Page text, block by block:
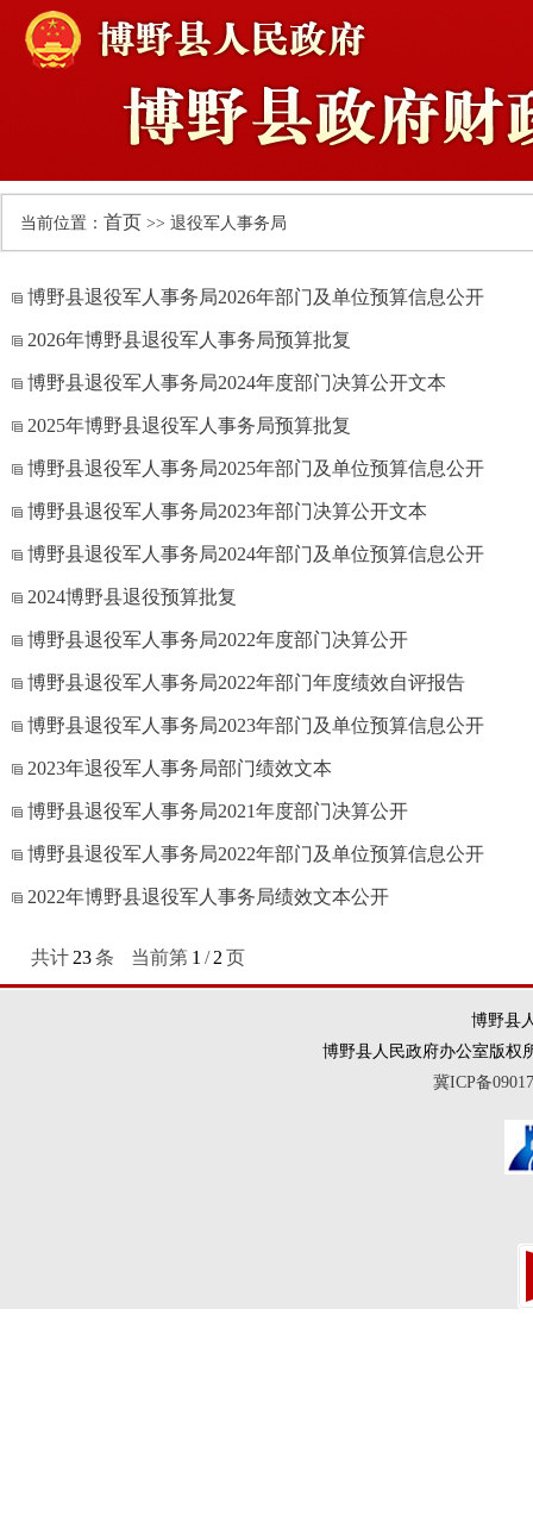
当前位置： 首页 >> 退役军人事务局
博野县退役军人事务局2026年部门及单位预算信息公开
2026年博野县退役军人事务局预算批复
博野县退役军人事务局2024年度部门决算公开文本
2025年博野县退役军人事务局预算批复
博野县退役军人事务局2025年部门及单位预算信息公开
博野县退役军人事务局2023年部门决算公开文本
博野县退役军人事务局2024年部门及单位预算信息公开
2024博野县退役预算批复
博野县退役军人事务局2022年度部门决算公开
博野县退役军人事务局2022年部门年度绩效自评报告
博野县退役军人事务局2023年部门及单位预算信息公开
2023年退役军人事务局部门绩效文本
博野县退役军人事务局2021年度部门决算公开
博野县退役军人事务局2022年部门及单位预算信息公开
2022年博野县退役军人事务局绩效文本公开
共计 23条 当前第 1 / 2 页
博野县
博野县人民政府办公室版权
冀ICP备